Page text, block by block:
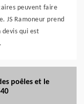
peuvent faire
JS Ramoneur prend
qui est
poêles et le